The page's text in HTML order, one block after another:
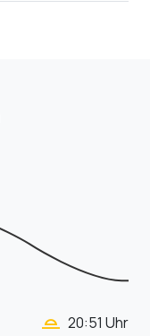
wb_twilight_2 20:51 Uhr